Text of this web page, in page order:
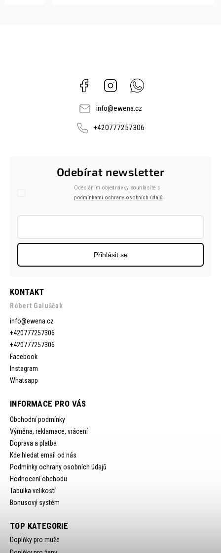
Facebook Instagram
info@ewena.cz
+420777257306
KONTAKT
Róbert Galuščak
info@ewena.cz
+420777257306
+420777257306
Facebook
Instagram
Whatsapp
INFORMACE PRO VÁS
Obchodní podmínky
Výměna, reklamace, vrácení
Doprava a platba
Kde hledat email od nás
Podmínky ochrany osobních údajů
Hodnocení obchodu
Tabulka velikostí
Bonusový systém
Odebírat newsletter
Odesláním objednávky souhlasíte s
podmínkami ochrany osobních údajů
Přihlásit se
TOP KATEGORIE
Doplňky pro muže